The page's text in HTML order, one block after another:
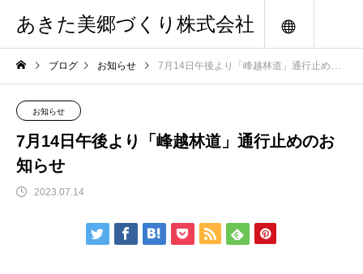
あきた美郷づくり株式会社
ブログ お知らせ 7月14日午後より「峰越林道」通行止めのお知らせ
お知らせ
7月14日午後より「峰越林道」通行止めのお
知らせ
2023.07.14